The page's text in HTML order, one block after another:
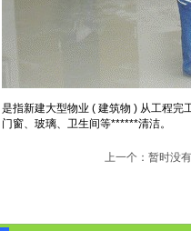
是指新建大型物业 ( 建筑物 ) 从工程
门窗、玻璃、卫生间等******清洁。
上一个：暂时没有